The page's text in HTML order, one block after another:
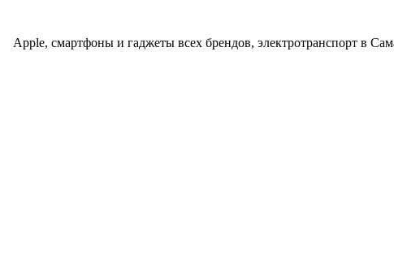
Apple, cмартфоны и гаджеты всех брендов, электротранспорт в